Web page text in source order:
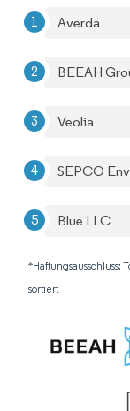
Averda
BEEAH
Veolia
SEPCO
Blue LLC
sortiert